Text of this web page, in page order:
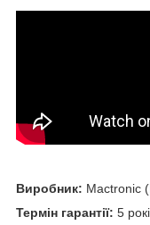
Виробник: Mactronic
Термін гарантії: 5